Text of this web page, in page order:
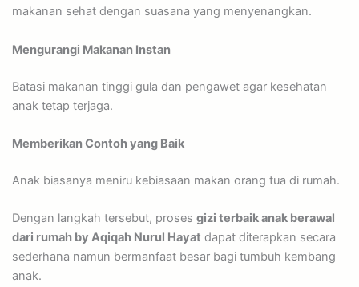
makanan sehat dengan suasana yang menyenangkan.
Mengurangi Makanan Instan
Batasi makanan tinggi gula dan pengawet agar kesehatan
anak tetap terjaga.
Memberikan Contoh yang Baik
Anak biasanya meniru kebiasaan makan orang tua di rumah.
Dengan langkah tersebut, proses gizi terbaik anak berawal
dari rumah by Aqiqah Nurul Hayat dapat diterapkan secara
sederhana namun bermanfaat besar bagi tumbuh kembang
anak.